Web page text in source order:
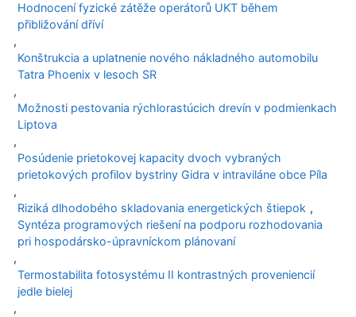
Hodnocení fyzické zátěže operátorů UKT během
přibližování dříví
,
Konštrukcia a uplatnenie nového nákladného automobilu
Tatra Phoenix v lesoch SR
,
Možnosti pestovania rýchlorastúcich drevín v podmienkach
Liptova
,
Posúdenie prietokovej kapacity dvoch vybraných
prietokových profilov bystriny Gidra v intraviláne obce Píla
,
Riziká dlhodobého skladovania energetických štiepok ,
Syntéza programových riešení na podporu rozhodovania
pri hospodársko-úpravníckom plánovaní
,
Termostabilita fotosystému II kontrastných proveniencií
jedle bielej
,